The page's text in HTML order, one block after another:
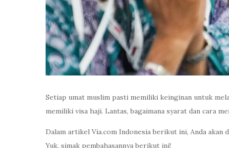
Setiap umat muslim pasti memiliki keinginan untuk
memiliki visa haji. Lantas, bagaimana syarat dan cara
Dalam artikel Via.com Indonesia berikut ini, Anda
Yuk, simak pembahasannya berikut ini!